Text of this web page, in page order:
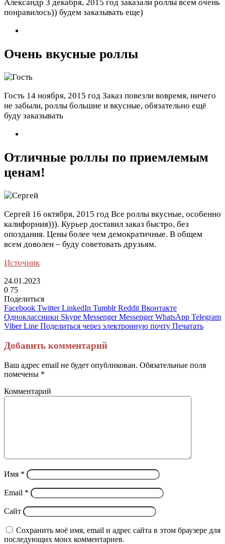
Александр 3 декабря, 2015 год заказали роллы всем очень
понравилось)) будем заказывать еще)
Очень вкусные роллы
Гость 14 ноября, 2015 год Заказ повезли вовремя, ничего
не забыли, роллы большие и вкусные, обязательно ещё
буду заказывать
Отличные роллы по приемлемым
ценам!
Сергей 16 октября, 2015 год Все роллы вкусные, особенно
калифорния))). Курьер доставил заказ быстро, без
опоздания. Цены более чем демократичные. В общем
всем доволен – буду советовать друзьям.
Источник
24.01.2023
0 75
Поделиться
Facebook Twitter LinkedIn Tumblr Reddit Вконтакте
Одноклассники Skype Messenger Messenger WhatsApp Telegram
Viber Line Поделиться через электронную почту Печатать
Добавить комментарий
Ваш адрес email не будет опубликован. Обязательные поля
помечены *
Комментарий
Имя *
Email *
Сайт
Сохранить моё имя, email и адрес сайта в этом браузере для
последующих моих комментариев.